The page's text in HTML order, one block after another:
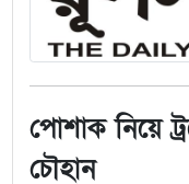
পোশাক নিয়ে
চৌহান